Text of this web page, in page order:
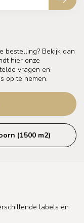
bestelling? Bekijk dan
hier onze
vragen en
op te nemen.
(1500 m2)
labels en